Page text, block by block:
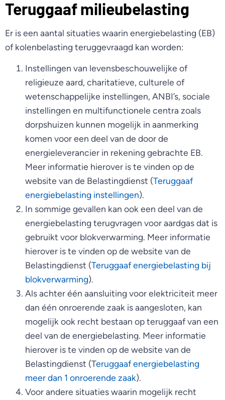
Teruggaaf milieubelasting
Er is een aantal situaties waarin energiebelasting (EB)
of kolenbelasting teruggevraagd kan worden:
Instellingen van levensbeschouwelijke of
religieuze aard, charitatieve, culturele of
wetenschappelijke instellingen, ANBI’s, sociale
instellingen en multifunctionele centra zoals
dorpshuizen kunnen mogelijk in aanmerking
komen voor een deel van de door de
energieleverancier in rekening gebrachte EB.
Meer informatie hierover is te vinden op de
website van de Belastingdienst (Teruggaaf
energiebelasting instellingen).
In sommige gevallen kan ook een deel van de
energiebelasting terugvragen voor aardgas dat is
gebruikt voor blokverwarming. Meer informatie
hierover is te vinden op de website van de
Belastingdienst (Teruggaaf energiebelasting bij
blokverwarming).
Als achter één aansluiting voor elektriciteit meer
dan één onroerende zaak is aangesloten, kan
mogelijk ook recht bestaan op teruggaaf van een
deel van de energiebelasting. Meer informatie
hierover is te vinden op de website van de
Belastingdienst (Teruggaaf energiebelasting
meer dan 1 onroerende zaak).
Voor andere situaties waarin mogelijk recht